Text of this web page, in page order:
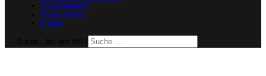
Schachjugend
Verein finden
E-Mail